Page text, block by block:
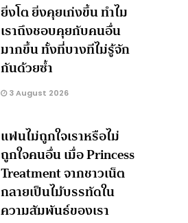
ยิ่งโต ยิ่งคุยเก่งขึ้น ทำไม
เราถึงชอบคุยกับคนอื่น
มากขึ้น ทั้งที่บางทีไม่รู้จัก
กันด้วยซ้ำ
3 August 2026
แฟนไม่ถูกใจเราหรือไม่
ถูกใจคนอื่น เมื่อ Princess
Treatment จากชาวเน็ต
กลายเป็นไม้บรรทัดใน
ความสัมพันธ์ของเรา